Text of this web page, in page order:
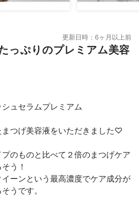
更新日時：6ヶ月以上前
っぷりのプレミアム美容
ュセラムプレミアム
つげ美容液をいただきました♡
のものと比べて２倍のまつげケア
う！
ーンという最高濃度でケア成分が
うです。